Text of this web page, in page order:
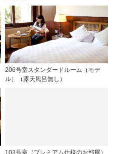
206号室スタンダードルーム（モデ
ル）（露天風呂無し）
103号室（プレミアム仕様のお部屋）